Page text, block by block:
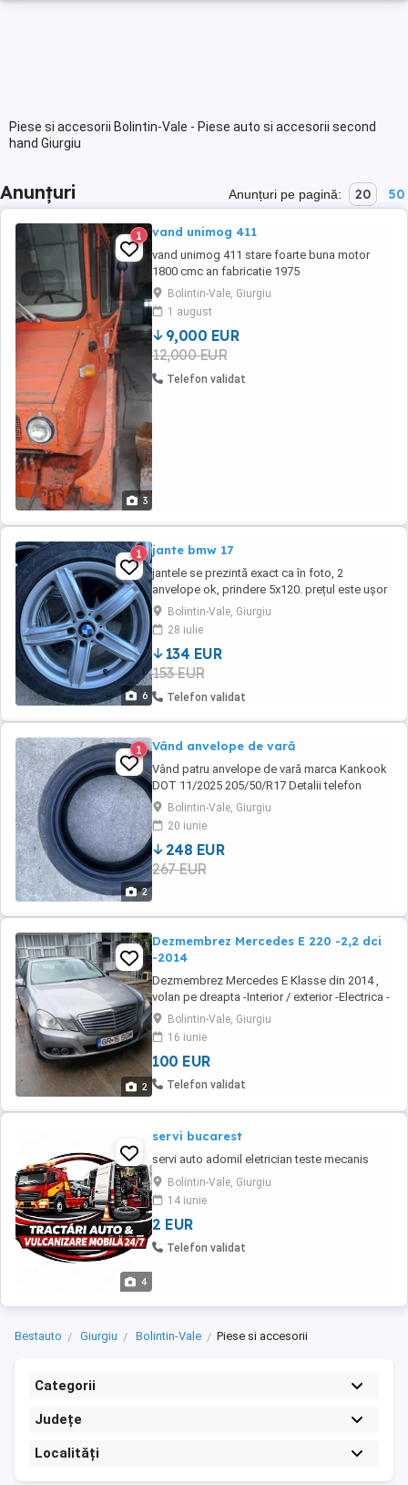
Piese si accesorii Bolintin-Vale - Piese auto si accesorii second
hand Giurgiu
Anunțuri Anunțuri pe pagină: 20 50
3
1 vand unimog 411
vand unimog 411 stare foarte buna motor
1800 cmc an fabricatie 1975
Bolintin-Vale, Giurgiu
1 august
9,000 EUR
12,000 EUR
Telefon validat
6
1 jante bmw 17
jantele se prezintă exact ca în foto, 2
anvelope ok, prindere 5x120. prețul este ușor
negociabil.
Bolintin-Vale, Giurgiu
28 iulie
134 EUR
153 EUR
Telefon validat
2
1 Vând anvelope de vară
Vând patru anvelope de vară marca Kankook
DOT 11/2025 205/50/R17 Detalii telefon
0728823863
Bolintin-Vale, Giurgiu
20 iunie
248 EUR
267 EUR
2
Dezmembrez Mercedes E 220 -2,2 dci
-2014
Dezmembrez Mercedes E Klasse din 2014 ,
volan pe dreapta -Interior / exterior -Electrica -
Punte fata / spate Mai multe detalii la telefon
0729466432
Bolintin-Vale, Giurgiu
16 iunie
100 EUR
Telefon validat
4
servi bucarest
servi auto adomil eletrician teste mecanis
Bolintin-Vale, Giurgiu
14 iunie
2 EUR
Telefon validat
Bestauto Giurgiu Bolintin-Vale Piese si accesorii
Categorii
Județe
Localități